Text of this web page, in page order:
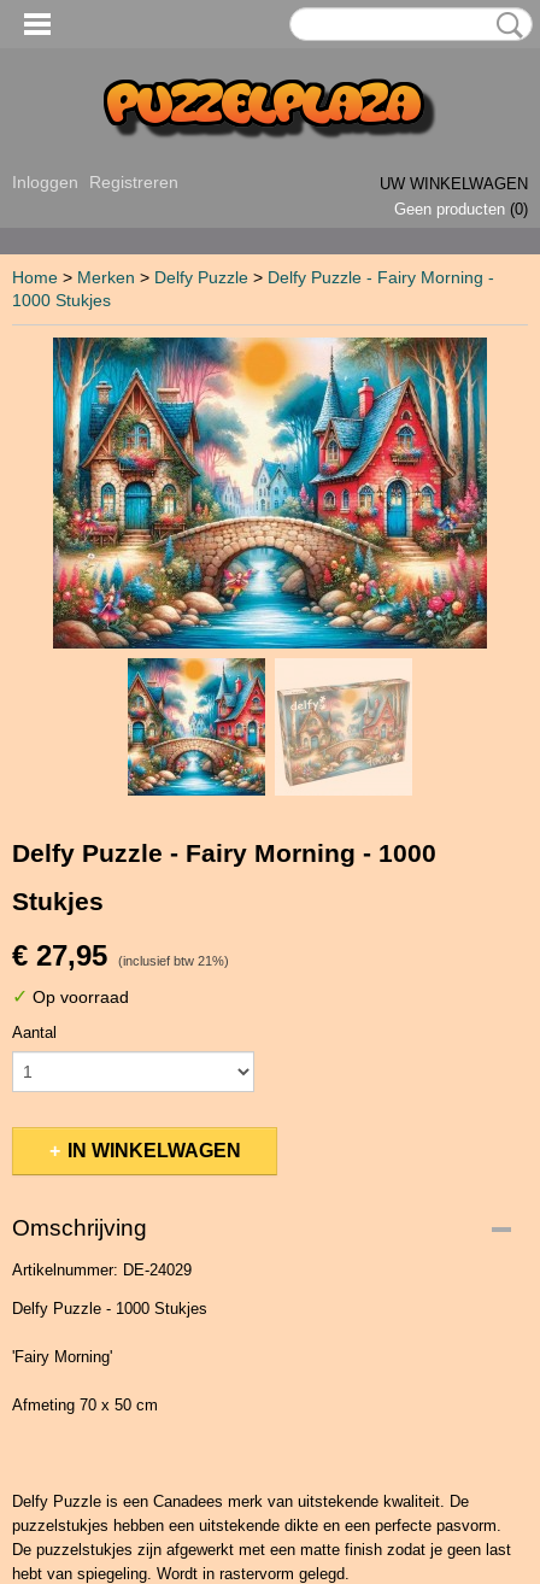
Inloggen Registreren
UW WINKELWAGEN
Geen producten (0)
Home > Merken > Delfy Puzzle > Delfy Puzzle - Fairy Morning -
1000 Stukjes
Delfy Puzzle - Fairy Morning - 1000
Stukjes
€ 27,95 (inclusief btw 21%)
✓ Op voorraad
Aantal
IN WINKELWAGEN
Omschrijving
Artikelnummer: DE-24029
Delfy Puzzle - 1000 Stukjes
'Fairy Morning'
Afmeting 70 x 50 cm
Delfy Puzzle is een Canadees merk van uitstekende kwaliteit. De
puzzelstukjes hebben een uitstekende dikte en een perfecte pasvorm.
De puzzelstukjes zijn afgewerkt met een matte finish zodat je geen last
hebt van spiegeling. Wordt in rastervorm gelegd.